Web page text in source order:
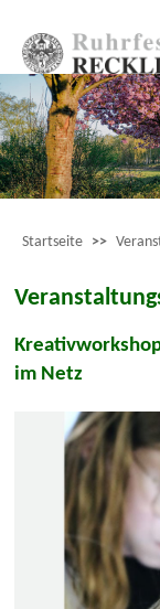
Startseite >>
im Netz